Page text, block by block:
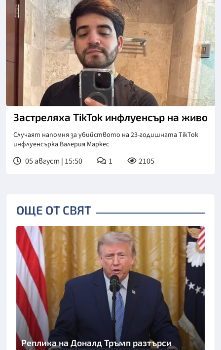
Застреляха TikTok инфлуенсър на живо
Случаят напомня за убийството на 23-годишната TikTok
инфлуенсърка Валерия Маркес
05 август | 15:50 1 2105
ОЩЕ ОТ СВЯТ
Реплика на Доналд Тръмп разтърси